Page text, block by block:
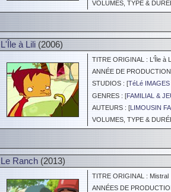
VOLUMES, TYPE &
L'Île à Lili (2006)
TITRE ORIGINAL : L'Île à
ANNÉE DE
STUDIOS : [TéLé
GENRES : [FAMILIAL &
AUTEURS : [LIMOUSIN
VOLUMES, TYPE &
Le Ranch (2013)
TITRE ORIGINAL : Mistral
ANNÉES DE